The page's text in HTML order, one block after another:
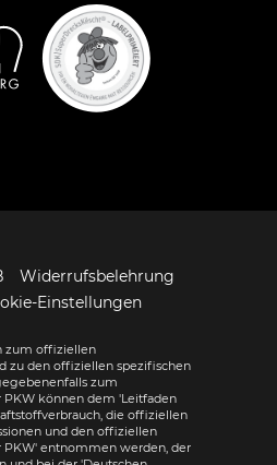
Widerrufsbelehrung
Einstellungen
zum offiziellen
zu den offiziellen spezifischen
zum
PKW können dem 'Leitfaden
die offiziellen
und den offiziellen
PKW' entnommen werden, der